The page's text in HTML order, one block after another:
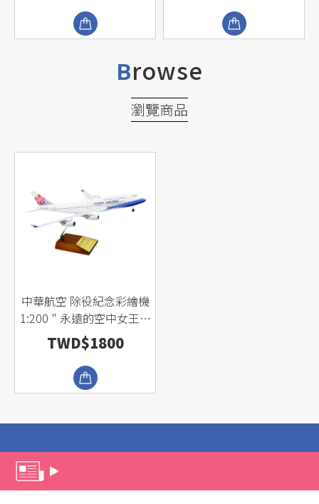
Browse
瀏覽商品
中華航空 除役紀念彩繪機
1:200 " 永遠的空中女王波
音744 "
TWD$1800